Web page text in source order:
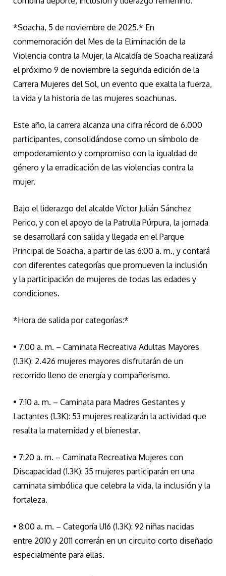
*Soacha, 5 de noviembre de 2025.* En
conmemoración del Mes de la Eliminación de la
Violencia contra la Mujer, la Alcaldía de Soacha realizará
el próximo 9 de noviembre la segunda edición de la
Carrera Mujeres del Sol, un evento que exalta la fuerza,
la vida y la historia de las mujeres soachunas.
Este año, la carrera alcanza una cifra récord de 6.000
participantes, consolidándose como un símbolo de
empoderamiento y compromiso con la igualdad de
género y la erradicación de las violencias contra la
mujer.
Bajo el liderazgo del alcalde Víctor Julián Sánchez
Perico, y con el apoyo de la Patrulla Púrpura, la jornada
se desarrollará con salida y llegada en el Parque
Principal de Soacha, a partir de las 6:00 a. m., y contará
con diferentes categorías que promueven la inclusión
y la participación de mujeres de todas las edades y
condiciones.
*Hora de salida por categorías:*
• 7:00 a. m. – Caminata Recreativa Adultas Mayores
(1.3K): 2.426 mujeres mayores disfrutarán de un
recorrido lleno de energía y compañerismo.
• 7:10 a. m. – Caminata para Madres Gestantes y
Lactantes (1.3K): 53 mujeres realizarán la actividad que
resalta la maternidad y el bienestar.
• 7:20 a. m. – Caminata Recreativa Mujeres con
Discapacidad (1.3K): 35 mujeres participarán en una
caminata simbólica que celebra la vida, la inclusión y la
fortaleza.
• 8:00 a. m. – Categoría U16 (1.3K): 92 niñas nacidas
entre 2010 y 2011 correrán en un circuito corto diseñado
especialmente para ellas.